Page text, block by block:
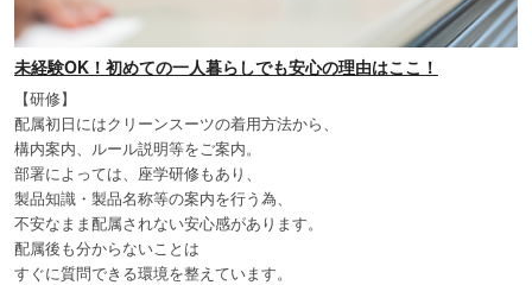
未経験OK！初めての一人暮らしでも安心の理由はここ！
【研修】
配属初日にはクリーンスーツの着用方法から、
構内案内、ルール説明等をご案内。
部署によっては、座学研修もあり、
製品知識・製品名称等の案内を行う為、
不安なまま配属されない安心感があります。
配属後も分からないことは
すぐに質問できる環境を整えています。